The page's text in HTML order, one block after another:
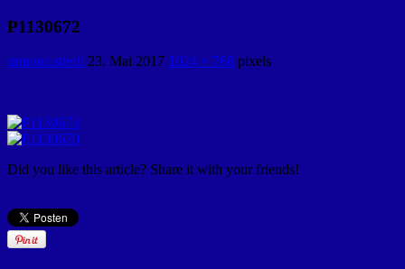
P1130672
ramona.stierli 23. Mai 2017 1024 × 768 pixels
Did you like this article? Share it with your friends!